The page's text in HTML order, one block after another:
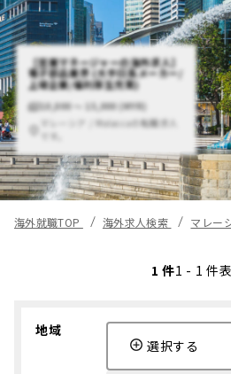
【営業マネージャーの海外求人】
電子部品業界 (大手日系メーカー/
上場企業/福利厚生充実)
10,000 〜 15,000 (MYR)
マレーシア / Malaccaの転職求人
です。
海外就職TOP 海外求人検索 マレー
1 件1 - 1 件
地域
選択する